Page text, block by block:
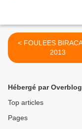
< FOULEES BIRACAISES
2013
Hébergé par Overblog
Top articles
Pages